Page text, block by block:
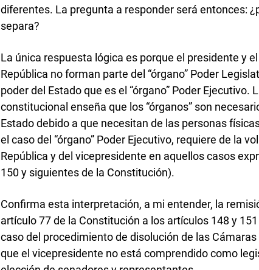
diferentes. La pregunta a responder será entonces:
separa?
La única respuesta lógica es porque el presidente y
República no forman parte del “órgano” Poder
poder del Estado que es el “órgano” Poder Ejecutivo.
constitucional enseña que los “órganos” son
Estado debido a que necesitan de las personas
el caso del “órgano” Poder Ejecutivo, requiere de la
República y del vicepresidente en aquellos casos
150 y siguientes de la Constitución).
Confirma esta interpretación, a mi entender, la
artículo 77 de la Constitución a los artículos 148 y
caso del procedimiento de disolución de las
que el vicepresidente no está comprendido como